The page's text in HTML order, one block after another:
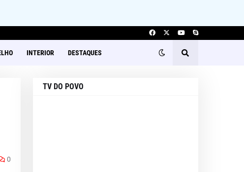
INTERIOR DESTAQUES
0
TV DO POVO